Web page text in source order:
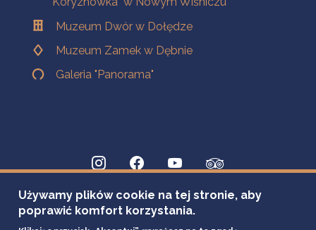
Muzeum Dwór w Dołędze
Muzeum Zamek w Dębnie
Galeria "Panorama"
Używamy plików cookie na tej stronie, aby
poprawić komfort korzystania.